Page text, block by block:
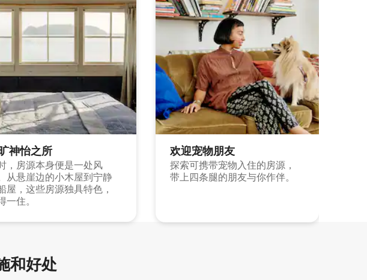
神怡之所
，房源本身便是一处风
从悬崖边的小木屋到宁静
屋，这些房源独具特色，
一住。
欢迎宠物朋友
探索可携带宠物入住的房源，
带上四条腿的朋友与你作伴。
和好处